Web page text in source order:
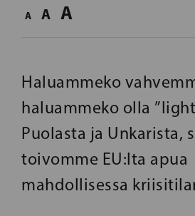
A A A
Haluammeko
haluammeko olla
Puolasta ja Unkarista,
toivomme EU:lta apua
mahdollisessa